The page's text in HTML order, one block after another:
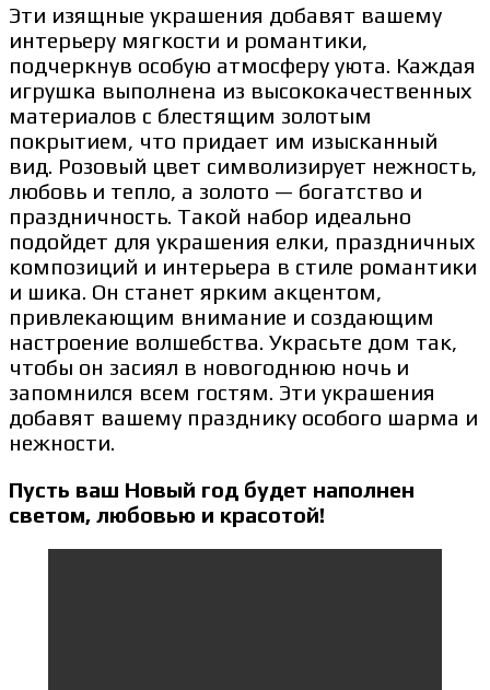
Эти изящные украшения добавят вашему
интерьеру мягкости и романтики,
подчеркнув особую атмосферу уюта. Каждая
игрушка выполнена из высококачественных
материалов с блестящим золотым
покрытием, что придает им изысканный
вид. Розовый цвет символизирует нежность,
любовь и тепло, а золото — богатство и
праздничность. Такой набор идеально
подойдет для украшения елки, праздничных
композиций и интерьера в стиле романтики
и шика. Он станет ярким акцентом,
привлекающим внимание и создающим
настроение волшебства. Украсьте дом так,
чтобы он засиял в новогоднюю ночь и
запомнился всем гостям. Эти украшения
добавят вашему празднику особого шарма и
нежности.
Пусть ваш Новый год будет наполнен
светом, любовью и красотой!